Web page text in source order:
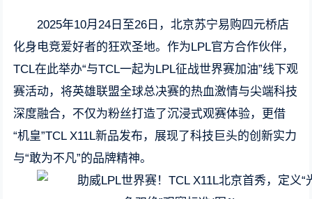
2025年10月24日至26日，北京苏宁易购四元桥店
化身电竞爱好者的狂欢圣地。作为LPL官方合作伙伴，
TCL在此举办“与TCL一起为LPL征战世界赛加油”线下观
赛活动，将英雄联盟全球总决赛的热血激情与尖端科技
深度融合，不仅为粉丝打造了沉浸式观赛体验，更借
“机皇”TCL X11L新品发布，展现了科技巨头的创新实力
与“敢为不凡”的品牌精神。